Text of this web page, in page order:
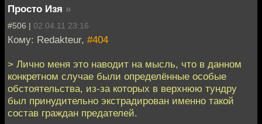
Просто Изя »
#506 | 02.04.11 23:16
Кому: Redakteur, #404
> Лично меня это наводит на мысль, что в данном
конкретном случае были определённые особые
обстоятельства, из-за которых в верхнюю тундру
был принудительно экстрадирован именно такой
состав граждан предателей.